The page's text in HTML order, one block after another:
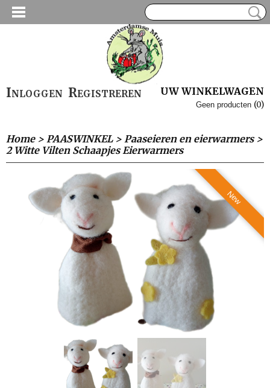
Inloggen Registreren UW WINKELWAGEN
Geen producten (0)
Home> PAASWINKEL> Paaseieren en eierwarmers>
2 Witte Vilten Schaapjes Eierwarmers
New